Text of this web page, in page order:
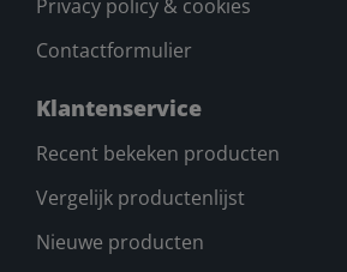
Privacy policy & cookies
Contactformulier
Klantenservice
Recent bekeken producten
Vergelijk productenlijst
Nieuwe producten